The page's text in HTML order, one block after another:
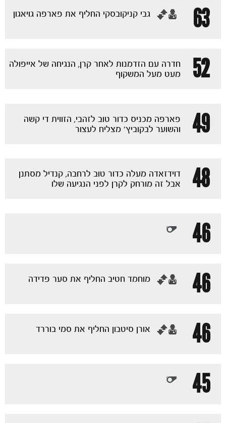
ותוצאות
63 ‏גבי קניקובסקי החליף את פארפה גויאגון
52
חדרה עם הזדמנות לאחר קרן, הנגיחה של אייפולה
מעט מעל המשקוף
49
פארפה מכניס כדור טוב לזהבי, הזווית די קשה
והשוער לבקוביץ' מצליח לעצור
48
דוידזאדה מעלה כדור טוב לרחבה, קנדיל מסתנן
אבל זה מורחק לקרן לפני הנגיעה שלו
46
46
‏מוחמד חטיב החליף את סער פדידה
46 ‏אורן סיטבון החליף את סמי בוררד
45